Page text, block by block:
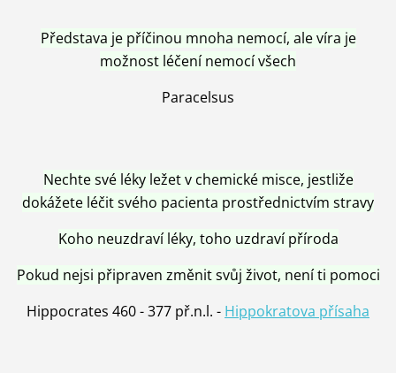
Představa je příčinou mnoha nemocí, ale víra je
možnost léčení nemocí všech
Paracelsus
Nechte své léky ležet v chemické misce, jestliže
dokážete léčit svého pacienta prostřednictvím stravy
Koho neuzdraví léky, toho uzdraví příroda
Pokud nejsi připraven změnit svůj život, není ti pomoci
Hippocrates 460 - 377 př.n.l. - Hippokratova přísaha